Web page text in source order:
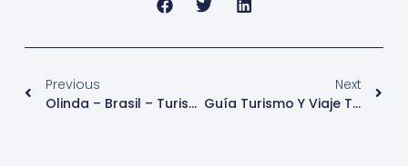
Previous
Olinda – Brasil – Turismo
Next
Guía Turismo Y Viaje Turin – Italia